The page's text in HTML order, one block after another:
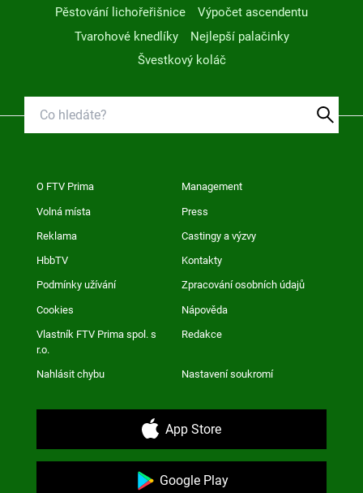
Pěstování lichořeřišnice
Výpočet ascendentu
Tvarohové knedlíky
Nejlepší palačinky
Švestkový koláč
O FTV Prima Management
Volná místa Press
Reklama Castingy a výzvy
HbbTV Kontakty
Podmínky užívání Zpracování osobních údajů
Cookies Nápověda
Vlastník FTV Prima spol. s
r.o.
Redakce
Nahlásit chybu Nastavení soukromí
App Store
Google Play